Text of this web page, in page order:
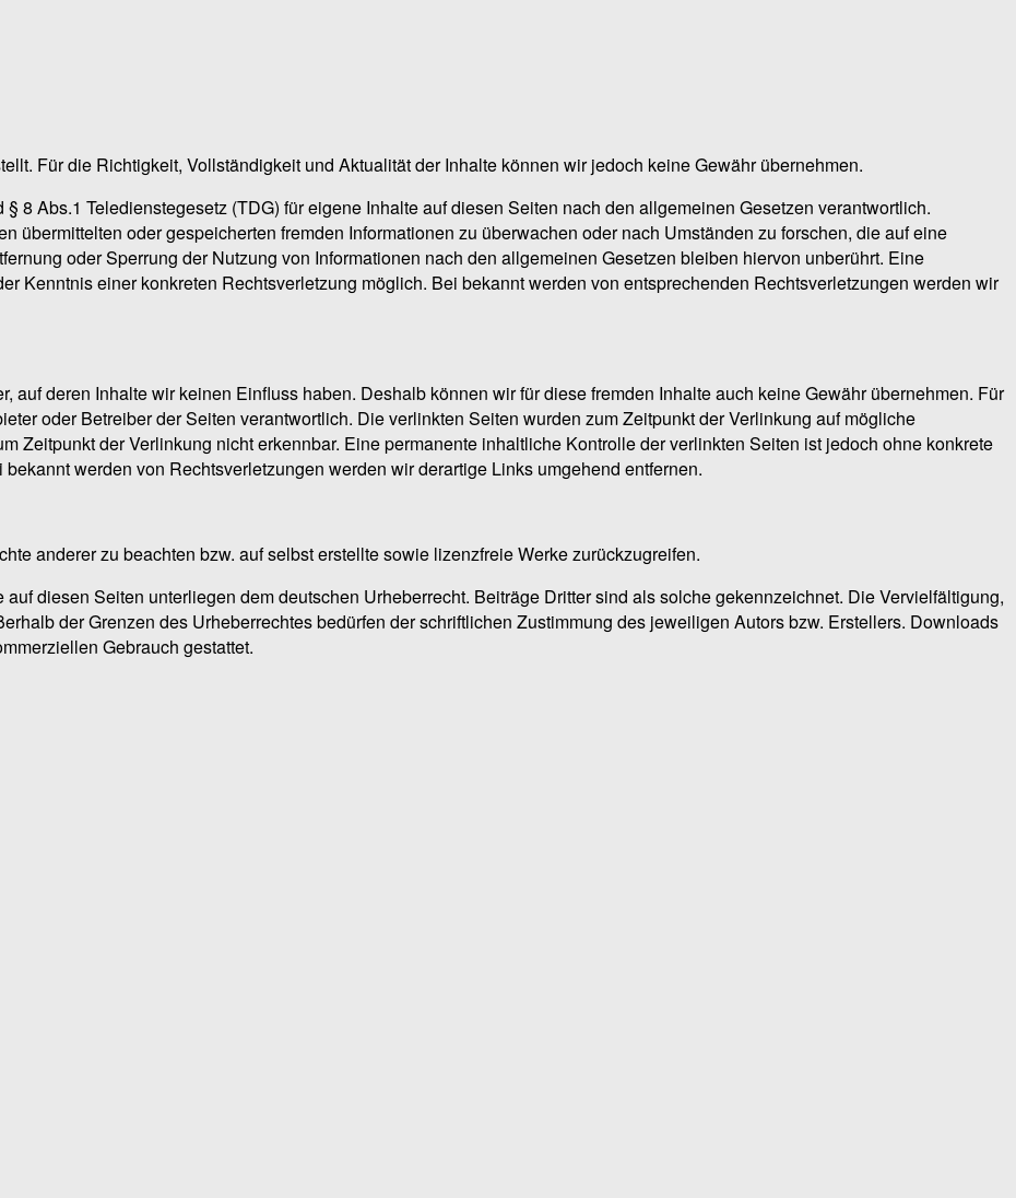
Für die Richtigkeit, Vollständigkeit und Aktualität der Inhalte können wir jedoch keine Gewähr übernehmen.
8 Abs.1 Teledienstegesetz (TDG) für eigene Inhalte auf diesen Seiten nach den allgemeinen Gesetzen verantwortlich.
übermittelten oder gespeicherten fremden Informationen zu überwachen oder nach Umständen zu forschen, die auf eine
oder Sperrung der Nutzung von Informationen nach den allgemeinen Gesetzen bleiben hiervon unberührt. Eine
Kenntnis einer konkreten Rechtsverletzung möglich. Bei bekannt werden von entsprechenden Rechtsverletzungen werden wir
auf deren Inhalte wir keinen Einfluss haben. Deshalb können wir für diese fremden Inhalte auch keine Gewähr übernehmen. Für
oder Betreiber der Seiten verantwortlich. Die verlinkten Seiten wurden zum Zeitpunkt der Verlinkung auf mögliche
Zeitpunkt der Verlinkung nicht erkennbar. Eine permanente inhaltliche Kontrolle der verlinkten Seiten ist jedoch ohne konkrete
werden von Rechtsverletzungen werden wir derartige Links umgehend entfernen.
anderer zu beachten bzw. auf selbst erstellte sowie lizenzfreie Werke zurückzugreifen.
diesen Seiten unterliegen dem deutschen Urheberrecht. Beiträge Dritter sind als solche gekennzeichnet. Die Vervielfältigung,
der Grenzen des Urheberrechtes bedürfen der schriftlichen Zustimmung des jeweiligen Autors bzw. Erstellers. Downloads
Gebrauch gestattet.